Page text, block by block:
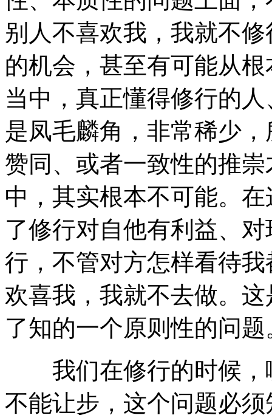
别人不喜欢我，我就不
的机会，甚至有可能从
当中，真正懂得修行的
是凤毛麟角，非常稀少
赞同、或者一致性的推
中，其实根本不可能。
了修行对自他有利益、
行，不管对方怎样看待
欢喜我，我就不去做。
了知的一个原则性的问题
我们在修行的时候，
不能让步，这个问题必